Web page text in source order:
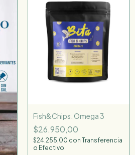
Fish&Chips. Omega 3
$26.950,00
$24.255,00 con Transferencia
o Efectivo